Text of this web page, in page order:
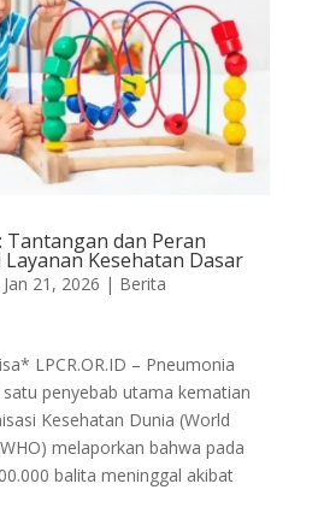
Tantangan dan Peran
Kesehatan Dasar
Jan 21, 2026 | Berita
LPCR.OR.ID – Pneumonia
penyebab utama kematian
Kesehatan Dunia (World
melaporkan bahwa pada
balita meninggal akibat